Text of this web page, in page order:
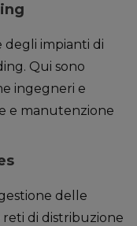
degli impianti di
Qui sono
ingegneri e
e manutenzione
delle
di distribuzione